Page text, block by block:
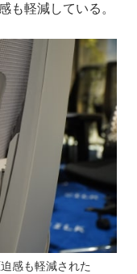
も軽減している。
感も軽減された